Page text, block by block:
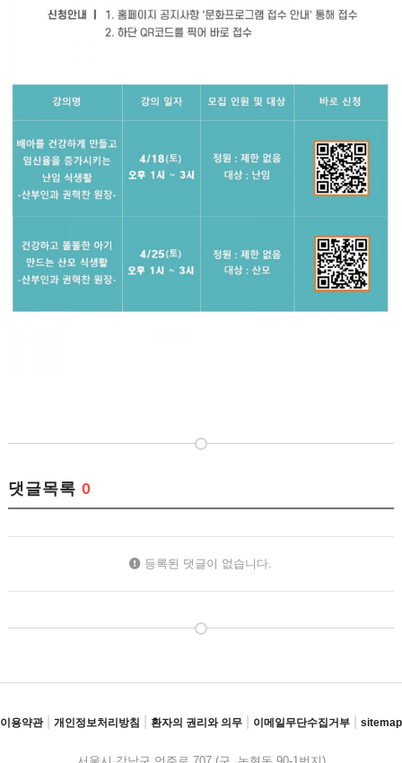
댓글목록0
등록된 댓글이 없습니다.
이용약관 개인정보처리방침 환자의 권리와 의무 이메일무단수집거부 sitemap